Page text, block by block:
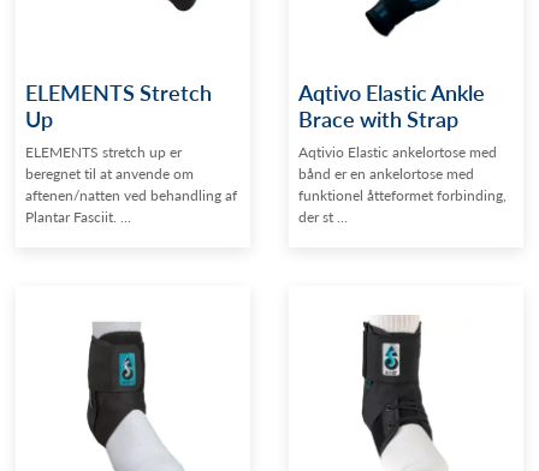
ELEMENTS Stretch
Up
ELEMENTS stretch up er
beregnet til at anvende om
aftenen/natten ved behandling af
Plantar Fasciit. ...
Aqtivo Elastic Ankle
Brace with Strap
Aqtivio Elastic ankelortose med
bånd er en ankelortose med
funktionel åtteformet forbinding,
der st ...